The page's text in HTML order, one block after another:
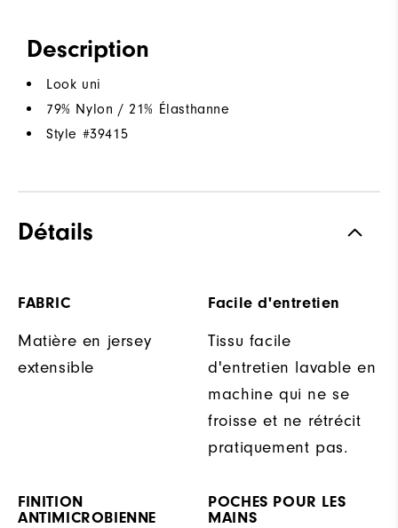
Description
Look uni
79% Nylon / 21% Élasthanne
Style #39415
Détails
FABRIC
Matière en jersey
extensible
Facile d'entretien
Tissu facile
d'entretien lavable en
machine qui ne se
froisse et ne rétrécit
pratiquement pas.
FINITION
ANTIMICROBIENNE
POCHES POUR LES
MAINS